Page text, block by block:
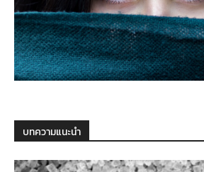
บทความแนะนำ